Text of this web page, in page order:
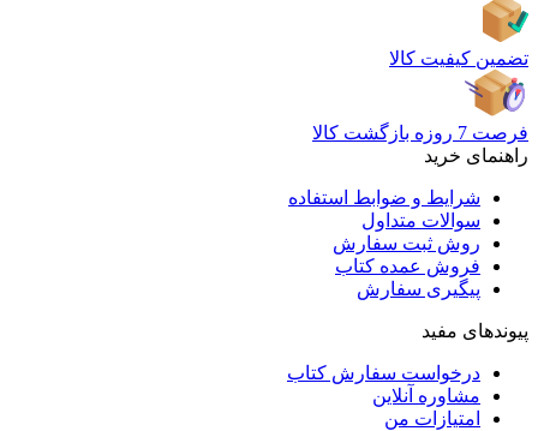
تضمین کیفیت کالا
فرصت 7 روزه بازگشت کالا
راهنمای خرید
شرایط و ضوابط استفاده
سوالات متداول
روش ثبت سفارش
فروش عمده کتاب
پیگیری سفارش
پیوندهای مفید
درخواست سفارش کتاب
مشاوره آنلاین
امتیازات من